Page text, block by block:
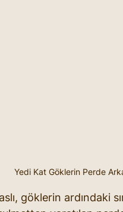
Yedi Kat Göklerin Perde
göklerin ardındaki